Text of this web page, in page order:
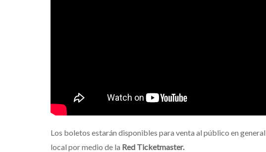
Los boletos estarán disponibles para venta al público en
local por medio de la Red Ticketmaster.